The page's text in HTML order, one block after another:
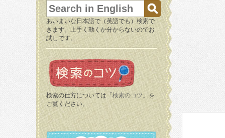
あいまいな日本語で（英語でも）検索で
きます。上手く動くか分からないのでお
試しです。
検索の仕方については「 検索のコツ 」を
ご覧ください。